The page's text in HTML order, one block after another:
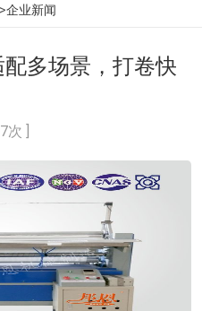
>企业新闻
多场景，打卷快
]